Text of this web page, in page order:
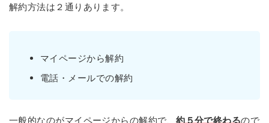
解約方法は２通りあります。
マイページから解約
電話・メールでの解約
一般的なのがマイページからの解約で、約５分で終わるので